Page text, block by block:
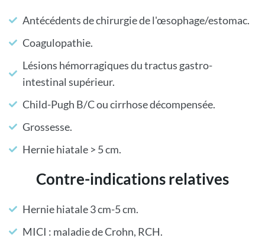
Antécédents de chirurgie de l'œsophage/estomac.
Coagulopathie.
Lésions hémorragiques du tractus gastro-
intestinal supérieur.
Child-Pugh B/C ou cirrhose décompensée.
Grossesse.
Hernie hiatale > 5 cm.
Contre-indications relatives
Hernie hiatale 3 cm-5 cm.
MICI : maladie de Crohn, RCH.